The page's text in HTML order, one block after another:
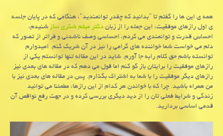
همه ی این ها را گفتم تا "بدانید که چقدر توانمندید"، هنگامی که در پایان جلسه
ی اول رازهای موفقیت، این جمله را از زباندکتر میثم شکری ساز شنیدم،
احساس قدرت و توانمندی می کردم، احساسی وصف ناشدنی و فراتر از تصور که
دلم می خواست شما خواننده های گرامی را نیز در آن شریک کنم. امیدوارم
توانسته باشم حق کلام رابه جا آورم. شاید در این مقاله تنها توانستم یکی از
رازهای موفقیت را برایتان باز گو کنم اما قول می دهم که در مقاله های بعدی نیز
رازهای دیگر موفقیت را با شما به اشتراک بگذارم. پس در مقاله های بعدی نیز با
من همراه باشید. چرا که با خواندن هر کدام از این رازها، مطمئنا می توانید
زندگی و شرایط فعلی تان را از دید دیگری بررسی کرده و در جهت رفع نواقص آن
قدمی اساسی بردارید.